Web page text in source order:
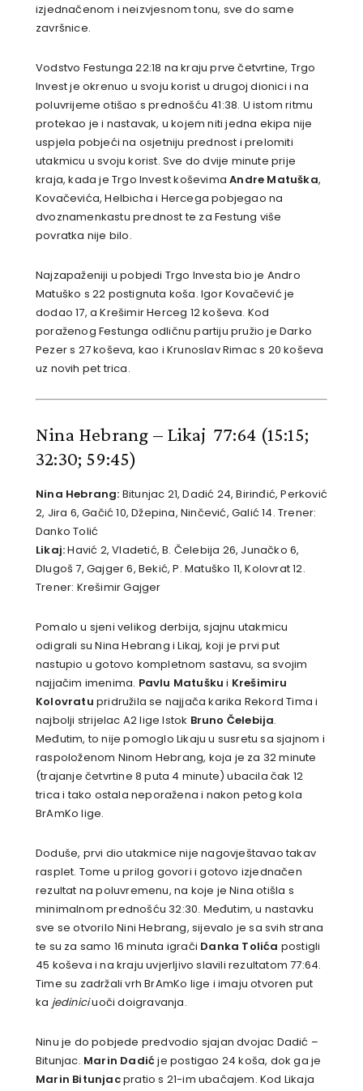
izjednačenom i neizvjesnom tonu, sve do same
završnice.
Vodstvo Festunga 22:18 na kraju prve četvrtine, Trgo
Invest je okrenuo u svoju korist u drugoj dionici i na
poluvrijeme otišao s prednošću 41:38. U istom ritmu
protekao je i nastavak, u kojem niti jedna ekipa nije
uspjela pobjeći na osjetniju prednost i prelomiti
utakmicu u svoju korist. Sve do dvije minute prije
kraja, kada je Trgo Invest koševimaAndre Matuška,
Kovačevića, Helbicha i Hercega pobjegao na
dvoznamenkastu prednost te za Festung više
povratka nije bilo.
Najzapaženiji u pobjedi Trgo Investa bio je Andro
Matuško s 22 postignuta koša. Igor Kovačević je
dodao 17, a Krešimir Herceg 12 koševa. Kod
poraženog Festunga odličnu partiju pružio je Darko
Pezer s 27 koševa, kao i Krunoslav Rimac s 20 koševa
uz novih pet trica.
Nina Hebrang – Likaj 77:64 (15:15;
32:30; 59:45)
Nina Hebrang: Bitunjac 21, Dadić 24, Birinđić, Perković
2, Jira 6, Gačić 10, Džepina, Ninčević, Galić 14. Trener:
Danko Tolić
Likaj:Havić 2, Vladetić, B. Čelebija 26, Junačko 6,
Dlugoš 7, Gajger 6, Bekić, P. Matuško 11, Kolovrat 12.
Trener: Krešimir Gajger
Pomalo u sjeni velikog derbija, sjajnu utakmicu
odigrali su Nina Hebrang i Likaj, koji je prvi put
nastupio u gotovo kompletnom sastavu, sa svojim
najjačim imenima. Pavlu Matušku i Krešimiru
Kolovratu pridružila se najjača karika Rekord Tima i
najbolji strijelac A2 lige Istok Bruno Čelebija.
Međutim, to nije pomoglo Likaju u susretu sa sjajnom i
raspoloženom Ninom Hebrang, koja je za 32 minute
(trajanje četvrtine 8 puta 4 minute) ubacila čak 12
trica i tako ostala neporažena i nakon petog kola
BrAmKo lige.
Doduše, prvi dio utakmice nije nagovještavao takav
rasplet. Tome u prilog govori i gotovo izjednačen
rezultat na poluvremenu, na koje je Nina otišla s
minimalnom prednošću 32:30. Međutim, u nastavku
sve se otvorilo Nini Hebrang, sijevalo je sa svih strana
te su za samo 16 minuta igrači Danka Tolića postigli
45 koševa i na kraju uvjerljivo slavili rezultatom 77:64.
Time su zadržali vrh BrAmKo lige i imaju otvoren put
ka jediniciuoči doigravanja.
Ninu je do pobjede predvodio sjajan dvojac Dadić –
Bitunjac. Marin Dadićje postigao 24 koša, dok ga je
Marin Bitunjacpratio s 21-im ubačajem. Kod Likaja